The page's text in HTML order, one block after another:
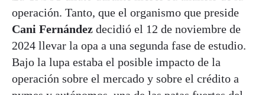
operación. Tanto, que el organismo que preside
Cani Fernández decidió el 12 de noviembre de
2024 llevar la opa a una segunda fase de estudio.
Bajo la lupa estaba el posible impacto de la
operación sobre el mercado y sobre el crédito a